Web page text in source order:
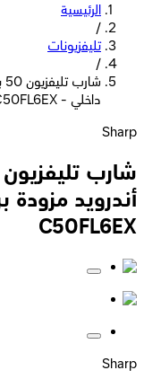
الرئيسية
/
تليفزيونات
/
داخلي - 4T-C50FL6EX
Sharp
C50FL6EX
Sharp